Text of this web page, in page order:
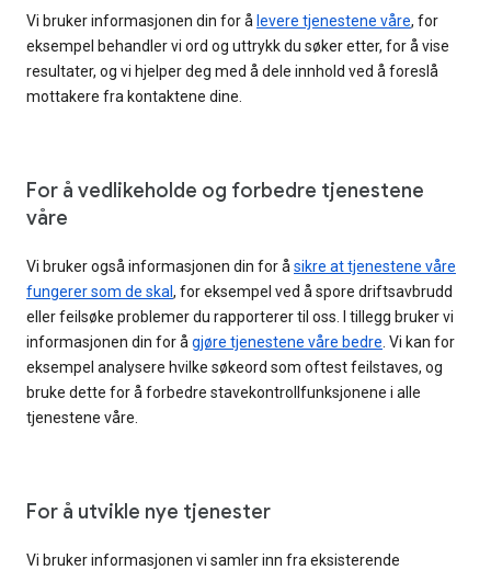
Vi bruker informasjonen din for å levere tjenestene våre, for
eksempel behandler vi ord og uttrykk du søker etter, for å vise
resultater, og vi hjelper deg med å dele innhold ved å foreslå
mottakere fra kontaktene dine.
For å vedlikeholde og forbedre tjenestene
våre
Vi bruker også informasjonen din for å sikre at tjenestene våre
fungerer som de skal , for eksempel ved å spore driftsavbrudd
eller feilsøke problemer du rapporterer til oss. I tillegg bruker vi
informasjonen din for å gjøre tjenestene våre bedre . Vi kan for
eksempel analysere hvilke søkeord som oftest feilstaves, og
bruke dette for å forbedre stavekontrollfunksjonene i alle
tjenestene våre.
For å utvikle nye tjenester
Vi bruker informasjonen vi samler inn fra eksisterende